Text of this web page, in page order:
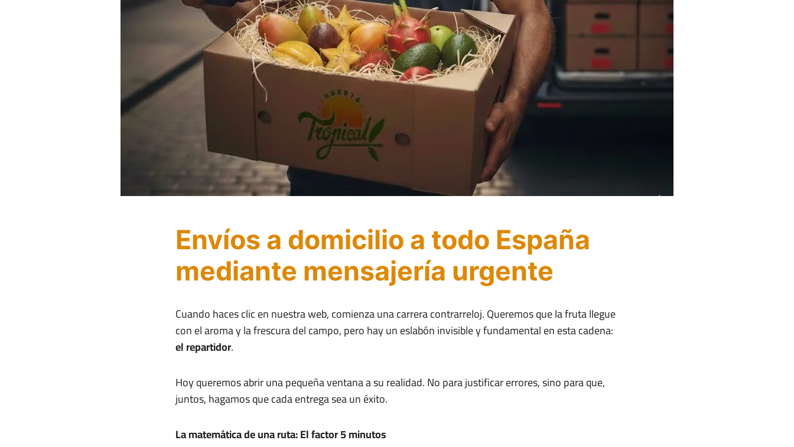
Envíos a domicilio a todo España
mediante mensajería urgente
Cuando haces clic en nuestra web, comienza una carrera contrarreloj. Queremos que la fruta llegue
con el aroma y la frescura del campo, pero hay un eslabón invisible y fundamental en esta cadena:
el repartidor.
Hoy queremos abrir una pequeña ventana a su realidad. No para justificar errores, sino para que,
juntos, hagamos que cada entrega sea un éxito.
La matemática de una ruta: El factor 5 minutos